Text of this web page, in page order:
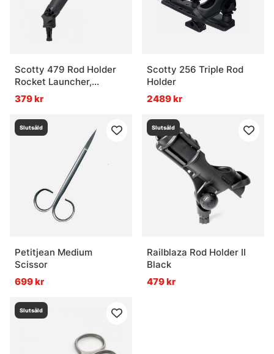
Scotty 479 Rod Holder
Rocket Launcher,
Without Mount
379 kr
Scotty 256 Triple Rod
Holder
2489 kr
Slutsåld
Petitjean Medium
Scissor
699 kr
Slutsåld
Railblaza Rod Holder II
Black
479 kr
Slutsåld